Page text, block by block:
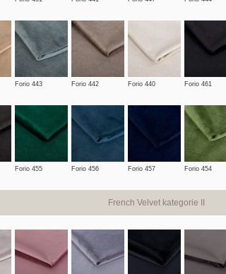
Forio 443 Forio 442 Forio 440 Forio 461
Forio 455 Forio 456 Forio 457 Forio 454
French Velvet kategorie II